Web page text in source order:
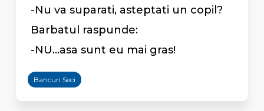
-Nu va suparati, asteptati un copil?
Barbatul raspunde:
-NU...asa sunt eu mai gras!
Bancuri Seci